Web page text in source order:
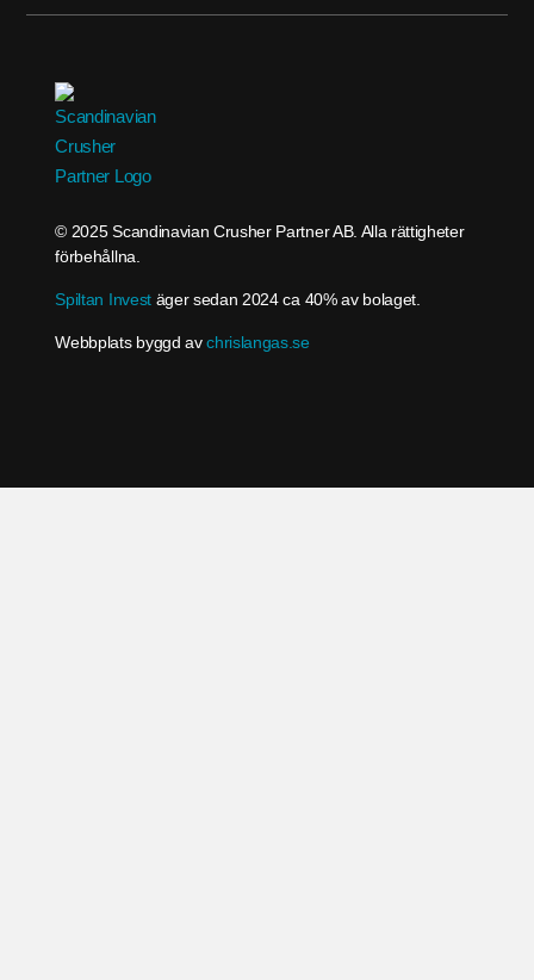
© 2025 Scandinavian Crusher Partner AB. Alla rättigheter
förbehållna.
Spiltan Investäger sedan 2024 ca 40% av bolaget.
Webbplats byggd avchrislangas.se